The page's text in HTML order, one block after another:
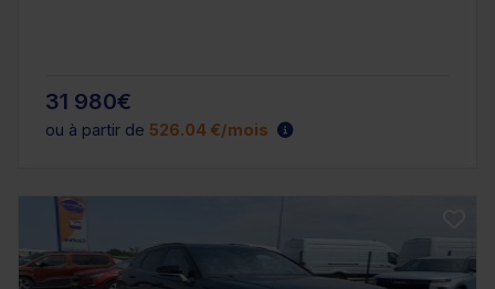
31 980€
ou à partir de 526.04 €/mois